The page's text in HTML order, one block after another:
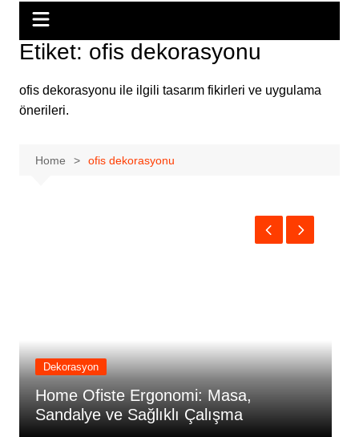
Etiket: ofis dekorasyonu
ofis dekorasyonu ile ilgili tasarım fikirleri ve uygulama
önerileri.
Home ofis dekorasyonu
Dekorasyon
Home Ofiste Ergonomi: Masa,
Sandalye ve Sağlıklı Çalışma